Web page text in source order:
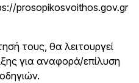
prosopikosvoithos.gov.gr
τους, θα λειτουργεί
για αναφορά/επίλυση